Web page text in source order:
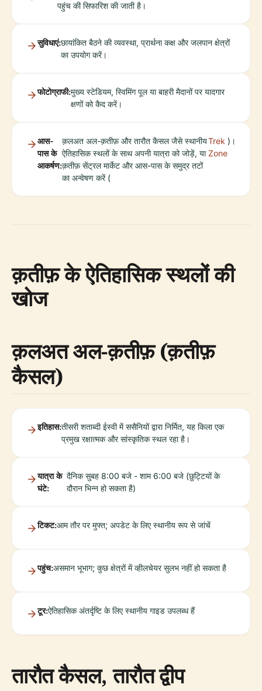
पहुंच की सिफारिश की जाती है।
सुविधाएं:छायांकित बैठने की व्यवस्था, प्रार्थना कक्ष और जलपान क्षेत्रों
का उपयोग करें।
फोटोग्राफी:मुख्य स्टेडियम, स्विमिंग पूल या बाहरी मैदानों पर यादगार
क्षणों को कैद करें।
आस-
पास के
आकर्षण:
क़लअत अल-क़तीफ़ और तारौत कैसल जैसे स्थानीय
ऐतिहासिक स्थलों के साथ अपनी यात्रा को जोड़ें, या
क़तीफ़ सेंट्रल मार्केट और आस-पास के समुद्र तटों
का अन्वेषण करें (
Trek
Zone
)।
क़तीफ़ के ऐतिहासिक स्थलों की
खोज
क़लअत अल-क़तीफ़ (क़तीफ़
कैसल)
इतिहास:तीसरी शताब्दी ईस्वी में ससैनियों द्वारा निर्मित, यह किला एक
प्रमुख रक्षात्मक और सांस्कृतिक स्थल रहा है।
यात्रा के
घंटे:
दैनिक सुबह 8:00 बजे - शाम 6:00 बजे (छुट्टियों के
दौरान भिन्न हो सकता है)
टिकट:आम तौर पर मुफ्त; अपडेट के लिए स्थानीय रूप से जांचें
पहुंच:असमान भूभाग; कुछ क्षेत्रों में व्हीलचेयर सुलभ नहीं हो सकता है
टूर:ऐतिहासिक अंतर्दृष्टि के लिए स्थानीय गाइड उपलब्ध हैं
तारौत कैसल, तारौत द्वीप